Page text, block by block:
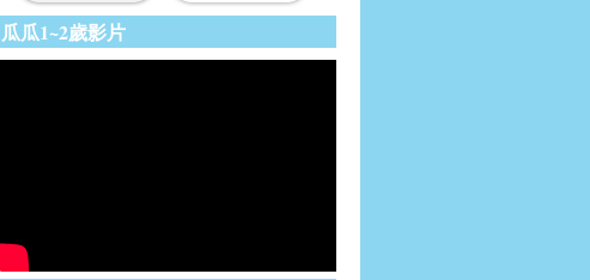
瓜瓜1~2歲影片